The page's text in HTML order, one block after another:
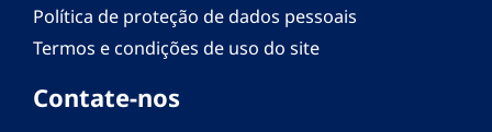
Política de proteção de dados pessoais
Termos e condições de uso do site
Contate-nos